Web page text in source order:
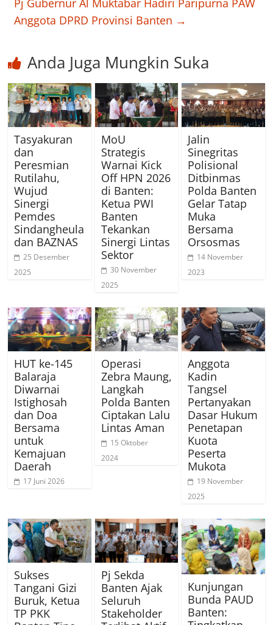
Pj Gubernur Al Muktabar Hadiri Paripurna PAW
Anggota DPRD Provinsi Banten →
Anda Juga Mungkin Suka
Tasyakuran
dan
Peresmian
Rutilahu,
Wujud
Sinergi
Pemdes
Sindangheula
dan BAZNAS
25 Desember
2025
MoU
Strategis
Warnai Kick
Off HPN 2026
di Banten:
Ketua PWI
Banten
Tekankan
Sinergi Lintas
Sektor
30 November
2025
Jalin
Sinegritas
Polisional
Ditbinmas
Polda Banten
Gelar Tatap
Muka
Bersama
Orsosmas
14 November
2023
HUT ke-145
Balaraja
Diwarnai
Istighosah
dan Doa
Bersama
untuk
Kemajuan
Daerah
17 Juni 2026
Operasi
Zebra Maung,
Langkah
Polda Banten
Ciptakan Lalu
Lintas Aman
15 Oktober
2024
Anggota
Kadin
Tangsel
Pertanyakan
Dasar Hukum
Penetapan
Kuota
Peserta
Mukota
19 November
2025
Sukses
Tangani Gizi
Buruk, Ketua
TP PKK
Pj Sekda
Banten Ajak
Seluruh
Stakeholder
Kunjungan
Bunda PAUD
Banten: